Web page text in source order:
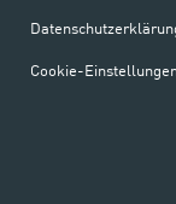
Cookie-